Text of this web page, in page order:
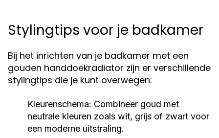
Stylingtips voor je badkamer
Bij het inrichten van je badkamer met een
gouden handdoekradiator zijn er verschillende
stylingtips die je kunt overwegen:
Kleurenschema: Combineer goud met
neutrale kleuren zoals wit, grijs of zwart voor
een moderne uitstraling.